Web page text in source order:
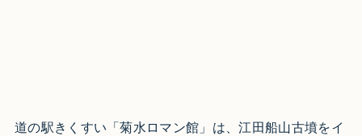
道の駅きくすい「菊水ロマン館」は、江田船山古墳をイ